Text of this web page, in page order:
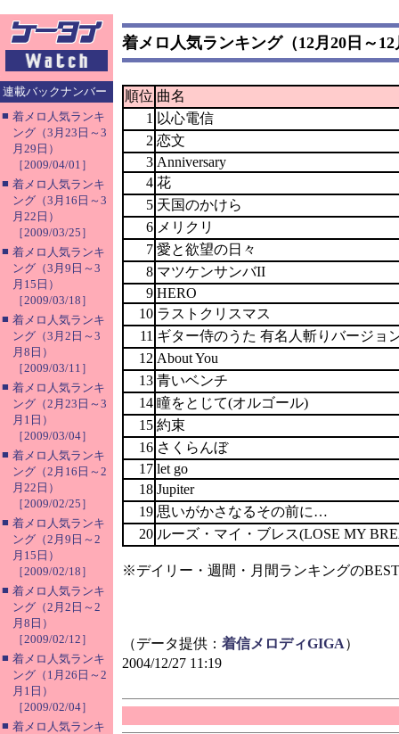
連載バックナンバー
■ 着メロ人気ランキ
ング（3月23日～3
月29日）
［2009/04/01］
■ 着メロ人気ランキ
ング（3月16日～3
月22日）
［2009/03/25］
■ 着メロ人気ランキ
ング（3月9日～3
月15日）
［2009/03/18］
■ 着メロ人気ランキ
ング（3月2日～3
月8日）
［2009/03/11］
■ 着メロ人気ランキ
ング（2月23日～3
月1日）
［2009/03/04］
■ 着メロ人気ランキ
ング（2月16日～2
月22日）
［2009/02/25］
■ 着メロ人気ランキ
ング（2月9日～2
月15日）
［2009/02/18］
■ 着メロ人気ランキ
ング（2月2日～2
月8日）
［2009/02/12］
■ 着メロ人気ランキ
ング（1月26日～2
月1日）
［2009/02/04］
■ 着メロ人気ランキ
着メロ人気ランキング（12月20日～12
順位 曲名
1 以心電信
2 恋文
3 Anniversary
4 花
5 天国のかけら
6 メリクリ
7 愛と欲望の日々
8 マツケンサンバII
9 HERO
10 ラストクリスマス
11 ギター侍のうた 有名人斬りバージョ
12 About You
13 青いベンチ
14 瞳をとじて(オルゴール)
15 約束
16 さくらんぼ
17 let go
18 Jupiter
19 思いがかさなるその前に…
20 ルーズ・マイ・ブレス(LOSE MY
※デイリー・週間・月間ランキングの
（データ提供： 着信メロディGIGA）
2004/12/27 11:19